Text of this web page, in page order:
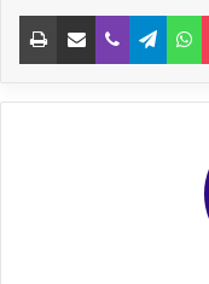
پاکتواتس آپ تلگراموایبر اشتراک گذاری از طریق ایمیل